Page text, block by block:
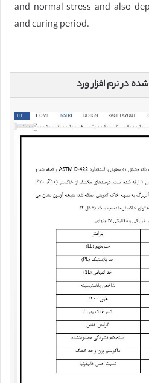
and normal stress and also
and curing period.
در نرم افزار ورد